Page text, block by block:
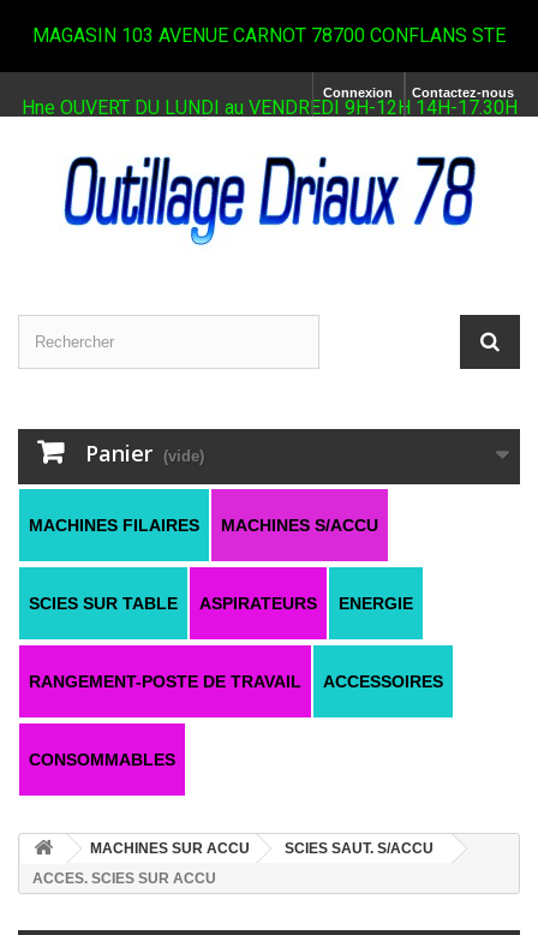
MAGASIN 103 AVENUE CARNOT 78700 CONFLANS STE
Hne OUVERT DU LUNDI au VENDREDI 9H-12H 14H-17.30H
Contactez-nous
Connexion
Panier (vide)
MACHINES FILAIRES MACHINES S/ACCU
SCIES SUR TABLE ASPIRATEURS ENERGIE
RANGEMENT-POSTE DE TRAVAIL ACCESSOIRES
CONSOMMABLES
MACHINES SUR ACCU
SCIES SAUT. S/ACCU
ACCES. SCIES SUR ACCU